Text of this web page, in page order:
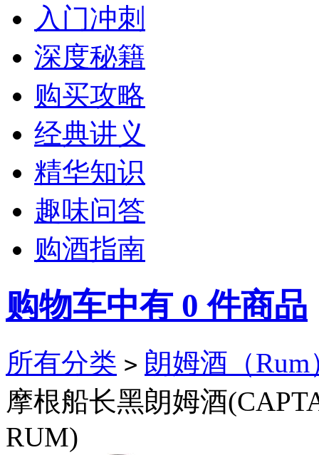
入门冲刺
深度秘籍
购买攻略
经典讲义
精华知识
趣味问答
购酒指南
购物车中有 0 件商品
所有分类 > 朗姆酒（Rum
摩根船长黑朗姆酒
RUM)